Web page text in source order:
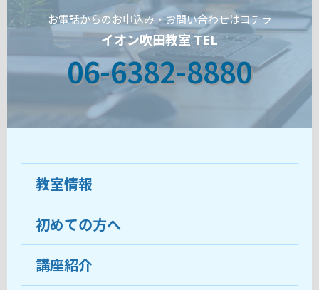
お電話からのお申込み・お問い合わせはコチラ
イオン吹田教室 TEL
06-6382-8880
教室情報
教室について
受講生の声
初めての方へ
ココがおすすめ
講座紹介